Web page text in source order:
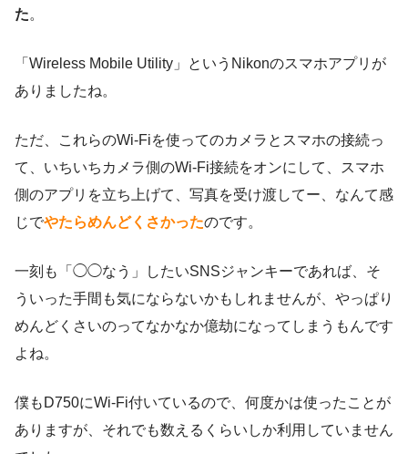
た。
「Wireless Mobile Utility」というNikonのスマホアプリが
ありましたね。
ただ、これらのWi-Fiを使ってのカメラとスマホの接続っ
て、いちいちカメラ側のWi-Fi接続をオンにして、スマホ
側のアプリを立ち上げて、写真を受け渡してー、なんて感
じでやたらめんどくさかったのです。
一刻も「◯◯なう」したいSNSジャンキーであれば、そ
ういった手間も気にならないかもしれませんが、やっぱり
めんどくさいのってなかなか億劫になってしまうもんです
よね。
僕もD750にWi-Fi付いているので、何度かは使ったことが
ありますが、それでも数えるくらいしか利用していません